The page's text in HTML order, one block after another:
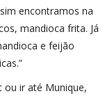
encontramos na
mandioca frita. Já
e feijão
ou ir até Munique,